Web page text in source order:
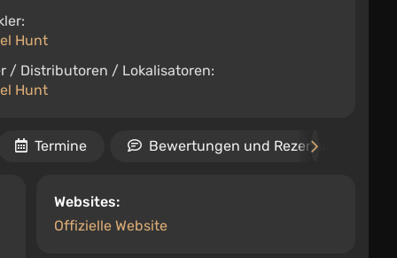
Hunt
/ Distributoren / Lokalisatoren:
Hunt
Termine Bewertungen und Rezensionen
Websites:
Offizielle Website